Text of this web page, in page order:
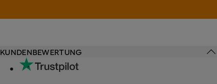
KUNDENBEWERTUNG